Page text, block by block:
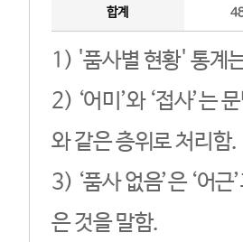
합계
1) '품사별 현황' 통계
2) ‘어미’와 ‘접사’는
와 같은 층위로 처리함.
3) ‘품사 없음’은 ‘어
은 것을 말함.